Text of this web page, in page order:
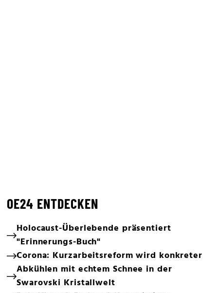
OE24 ENTDECKEN
Holocaust-Überlebende präsentiert
"Erinnerungs-Buch"
Corona: Kurzarbeitsreform wird konkreter
Abkühlen mit echtem Schnee in der
Swarovski Kristallwelt